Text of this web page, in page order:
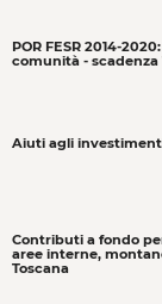
POR FESR 2014-
comunità - scadenza
Aiuti agli
Contributi a fondo
aree interne,
Toscana